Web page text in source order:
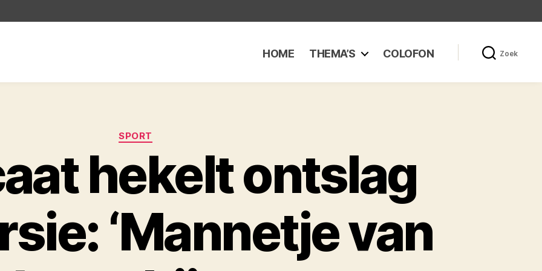
HOME THEMA’S COLOFON Zoek
Categorieën
SPORT
hekelt ontslag
‘Mannetje van